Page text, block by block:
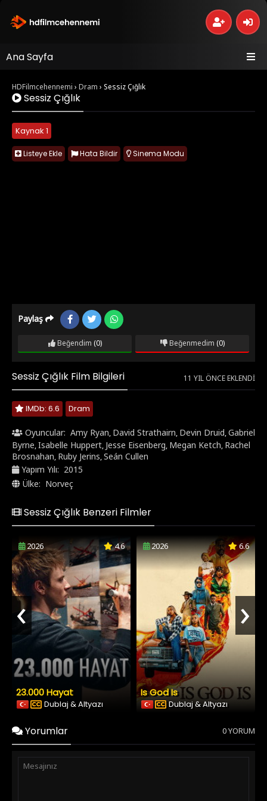
Ana Sayfa
HDFilmcehennemi › Dram › Sessiz Çığlık
Sessiz Çığlık
Kaynak 1
Listeye Ekle Hata Bildir Sinema Modu
Paylaş
Beğendim (0) Beğenmedim (0)
Sessiz Çığlık Film Bilgileri 11 YIL ÖNCE EKLENDI
IMDb: 6.6 Dram
Oyuncular: Amy Ryan, David Strathairn, Devin Druid,Gabriel
Byrne,Isabelle Huppert, Jesse Eisenberg, Megan Ketch, Rachel
Brosnahan, Ruby Jerins,Seán Cullen
Yapım Yılı: 2015
Ülke: Norveç
Sessiz Çığlık Benzeri Filmler
2026 4.6
23.000 Hayat
Dublaj & Altyazı
2026 6.6
Is God Is
Dublaj & Altyazı
‹ ›
Yorumlar 0 YORUM